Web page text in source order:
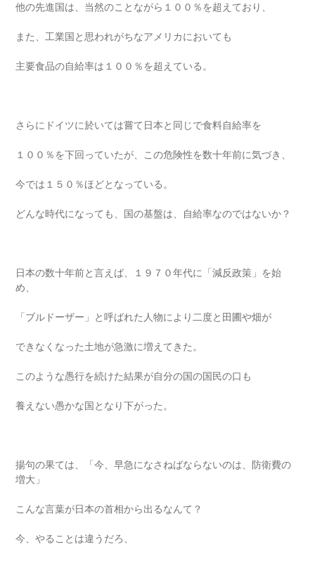
他の先進国は、当然のことながら１００％を超えており、
また、工業国と思われがちなアメリカにおいても
主要食品の自給率は１００％を超えている。
さらにドイツに於いては嘗て日本と同じで食料自給率を
１００％を下回っていたが、この危険性を数十年前に気づき、
今では１５０％ほどとなっている。
どんな時代になっても、国の基盤は、自給率なのではないか？
日本の数十年前と言えば、１９７０年代に「減反政策」を始
め、
「ブルドーザー」と呼ばれた人物により二度と田圃や畑が
できなくなった土地が急激に増えてきた。
このような愚行を続けた結果が自分の国の国民の口も
養えない愚かな国となり下がった。
揚句の果ては、「今、早急になさねばならないのは、防衛費の
増大」
こんな言葉が日本の首相から出るなんて？
今、やることは違うだろ、